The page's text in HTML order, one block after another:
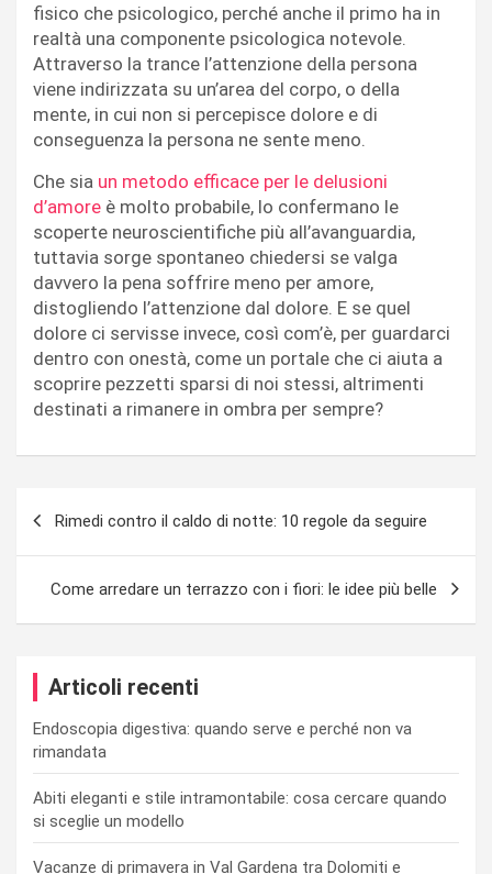
fisico che psicologico, perché anche il primo ha in
realtà una componente psicologica notevole.
Attraverso la trance l’attenzione della persona
viene indirizzata su un’area del corpo, o della
mente, in cui non si percepisce dolore e di
conseguenza la persona ne sente meno.
Che sia un metodo efficace per le delusioni
d’amore è molto probabile, lo confermano le
scoperte neuroscientifiche più all’avanguardia,
tuttavia sorge spontaneo chiedersi se valga
davvero la pena soffrire meno per amore,
distogliendo l’attenzione dal dolore. E se quel
dolore ci servisse invece, così com’è, per guardarci
dentro con onestà, come un portale che ci aiuta a
scoprire pezzetti sparsi di noi stessi, altrimenti
destinati a rimanere in ombra per sempre?
Rimedi contro il caldo di notte: 10 regole da seguire
Come arredare un terrazzo con i fiori: le idee più belle
Articoli recenti
Endoscopia digestiva: quando serve e perché non va
rimandata
Abiti eleganti e stile intramontabile: cosa cercare quando
si sceglie un modello
Vacanze di primavera in Val Gardena tra Dolomiti e